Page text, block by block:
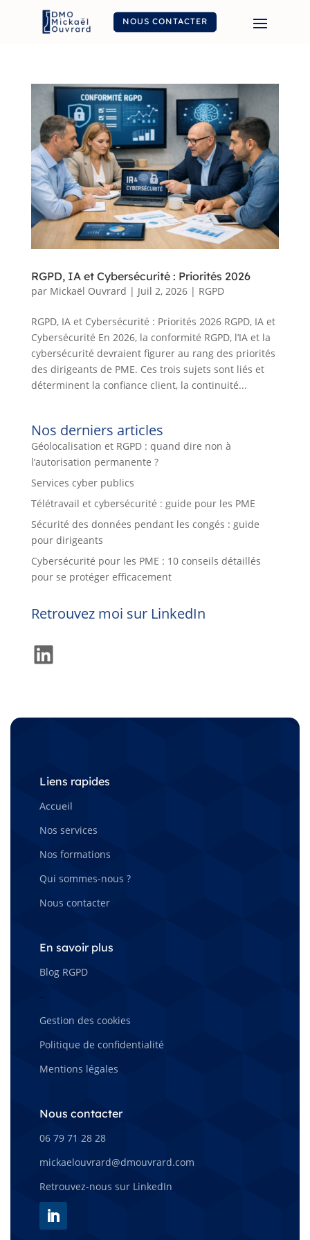
NOUS CONTACTER
RGPD, IA et Cybersécurité : Priorités 2026
par Mickaël Ouvrard | Juil 2, 2026| RGPD
RGPD, IA et Cybersécurité : Priorités 2026 RGPD, IA et
Cybersécurité En 2026, la conformité RGPD, l’IA et la
cybersécurité devraient figurer au rang des priorités
des dirigeants de PME. Ces trois sujets sont liés et
déterminent la confiance client, la continuité...
Nos derniers articles
Géolocalisation et RGPD : quand dire non à
l’autorisation permanente ?
Services cyber publics
Télétravail et cybersécurité : guide pour les PME
Sécurité des données pendant les congés : guide
pour dirigeants
Cybersécurité pour les PME : 10 conseils détaillés
pour se protéger efficacement
Retrouvez moi sur LinkedIn
LinkedIn
Liens rapides
Accueil
Nos services
Nos formations
Qui sommes-nous ?
Nous contacter
En savoir plus
Blog RGPD
–
Gestion des cookies
Politique de confidentialité
Mentions légales
Nous contacter
06 79 71 28 28
mickaelouvrard@dmouvrard.com
Retrouvez-nous sur LinkedIn